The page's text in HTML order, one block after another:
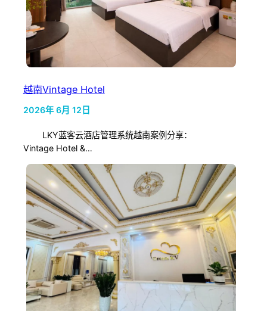
越南Vintage Hotel
2026年 6月 12日
LKY蓝客云酒店管理系统越南案例分享：
Vintage Hotel &…